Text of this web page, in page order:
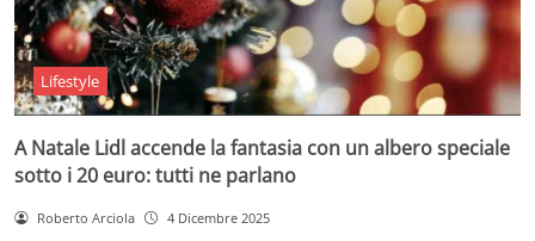
Lifestyle
A Natale Lidl accende la fantasia con un albero speciale
sotto i 20 euro: tutti ne parlano
Roberto Arciola 4 Dicembre 2025